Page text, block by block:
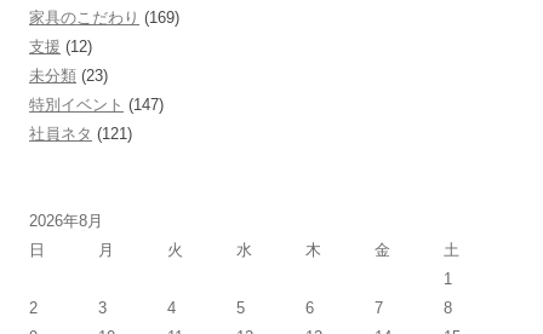
家具のこだわり (169)
支援 (12)
未分類 (23)
特別イベント (147)
社員ネタ (121)
2026年8月
日
月 火 水 木 金
土
1
2
3 4 5 6 7
8